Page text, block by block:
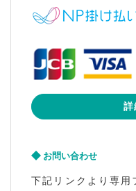
詳
お問い合わせ
下記リンクより専用